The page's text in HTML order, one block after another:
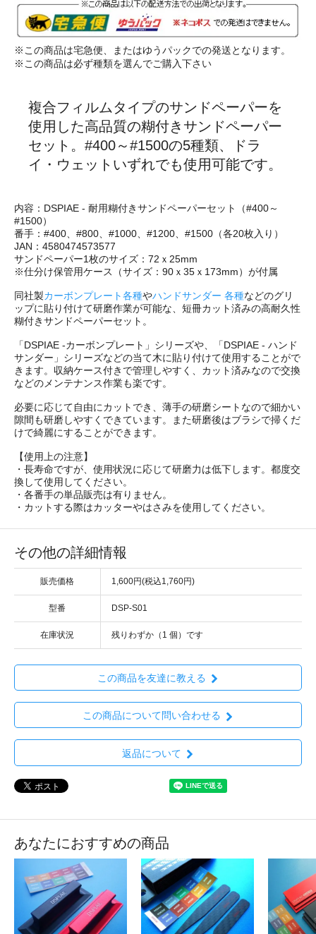
※この商品は宅急便、またはゆうパックでの発送となります。
※この商品は必ず種類を選んでご購入下さい
複合フィルムタイプのサンドペーパーを
使用した高品質の糊付きサンドペーパー
セット。#400～#1500の5種類、ドラ
イ・ウェットいずれでも使用可能です。
内容：DSPIAE - 耐用糊付きサンドペーパーセット（#400～
#1500）
番手：#400、#800、#1000、#1200、#1500（各20枚入り）
JAN：4580474573577
サンドペーパー1枚のサイズ：72ｘ25mm
※仕分け保管用ケース（サイズ：90ｘ35ｘ173mm）が付属
同社製カーボンプレート各種やハンドサンダー 各種などのグリ
ップに貼り付けて研磨作業が可能な、短冊カット済みの高耐久性
糊付きサンドペーパーセット。
「DSPIAE -カーボンプレート」シリーズや、「DSPIAE - ハンド
サンダー」シリーズなどの当て木に貼り付けて使用することがで
きます。収納ケース付きで管理しやすく、カット済みなので交換
などのメンテナンス作業も楽です。
必要に応じて自由にカットでき、薄手の研磨シートなので細かい
隙間も研磨しやすくできています。また研磨後はブラシで掃くだ
けで綺麗にすることができます。
【使用上の注意】
・長寿命ですが、使用状況に応じて研磨力は低下します。都度交
換して使用してください。
・各番手の単品販売は有りません。
・カットする際はカッターやはさみを使用してください。
その他の詳細情報
販売価格 1,600円(税込1,760円)
型番 DSP-S01
在庫状況 残りわずか（1 個）です
この商品を友達に教える
この商品について問い合わせる
返品について
あなたにおすすめの商品